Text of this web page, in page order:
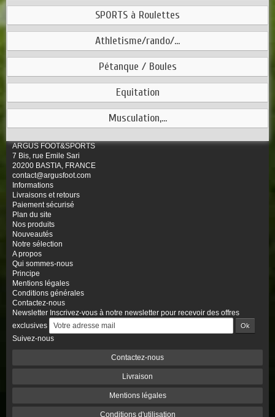
SPORTS à Roulettes
Athletisme/rando/...
Pétanque / Boules
Equitation
Musculation,...
ARGUS FOOT&SPORTS
7 Bis, rue Emile Sari
20200 BASTIA, FRANCE
contact@argusfoot.com
Informations
Livraisons et retours
Paiement sécurisé
Plan du site
Nos produits
Nouveautés
Notre sélection
A propos
Qui sommes-nous
Principe
Mentions légales
Conditions générales
Contactez-nous
Newsletter Inscrivez-vous à notre newsletter pour recevoir des offres
exclusives
Suivez-nous
Contactez-nous
Livraison
Mentions légales
Conditions d'utilisation